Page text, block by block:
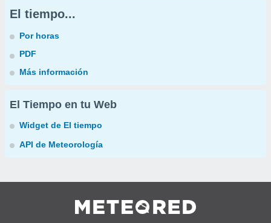
El tiempo...
Por horas
PDF
Más información
El Tiempo en tu Web
Widget de El tiempo
API de Meteorología